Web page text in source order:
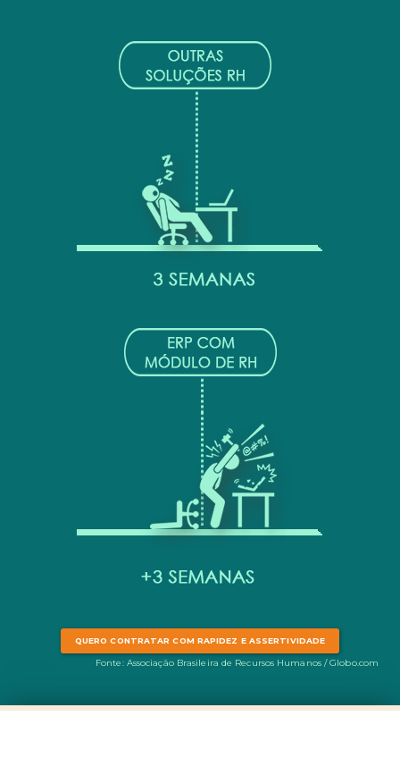
QUERO CONTRATAR COM RAPIDEZ E ASSERTIVIDADE
Fonte: Associação Brasileira de Recursos Humanos / Globo.com